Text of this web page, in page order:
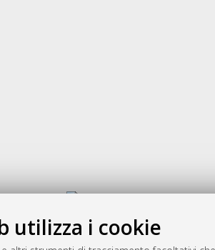
utilizza i cookie